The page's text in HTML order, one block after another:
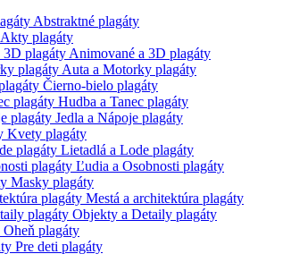
Abstraktné plagáty
Akty plagáty
Animované a 3D plagáty
Auta a Motorky plagáty
Čierno-bielo plagáty
Hudba a Tanec plagáty
Jedla a Nápoje plagáty
Kvety plagáty
Lietadlá a Lode plagáty
Ľudia a Osobnosti plagáty
Masky plagáty
Mestá a architektúra plagáty
Objekty a Detaily plagáty
Oheň plagáty
Pre deti plagáty